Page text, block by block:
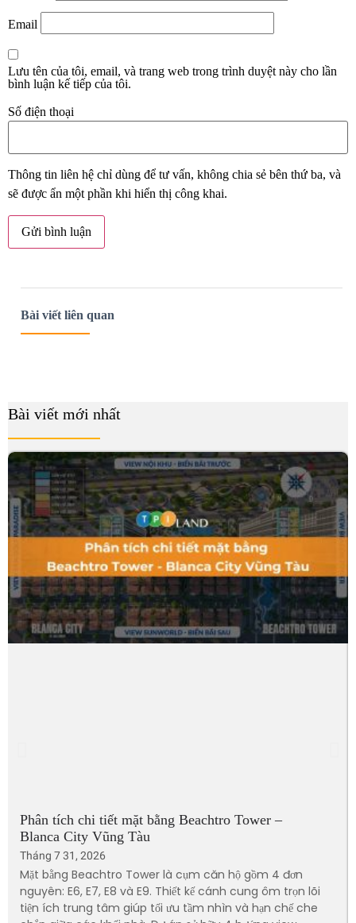
Email
Lưu tên của tôi, email, và trang web trong trình duyệt này cho lần
bình luận kế tiếp của tôi.
Số điện thoại
Thông tin liên hệ chỉ dùng để tư vấn, không chia sẻ bên thứ ba, và
sẽ được ẩn một phần khi hiển thị công khai.
Bài viết liên quan
Bài viết mới nhất
Phân tích chi tiết mặt bằng Beachtro Tower –
Blanca City Vũng Tàu
Tháng 7 31, 2026
Mặt bằng Beachtro Tower là cụm căn hộ gồm 4 đơn
nguyên: E6, E7, E8 và E9. Thiết kế cánh cung ôm trọn lõi
tiện ích trung tâm giúp tối ưu tầm nhìn và hạn chế che